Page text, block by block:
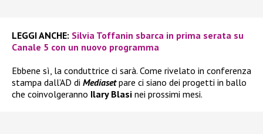
LEGGI ANCHE: Silvia Toffanin sbarca in prima serata su
Canale 5 con un nuovo programma
Ebbene sì, la conduttrice ci sarà. Come rivelato in conferenza
stampa dall’AD di Mediasetpare ci siano dei progetti in ballo
che coinvolgeranno Ilary Blasi nei prossimi mesi.